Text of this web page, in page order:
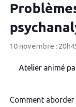
10 novembre :
Atelier animé
Comment